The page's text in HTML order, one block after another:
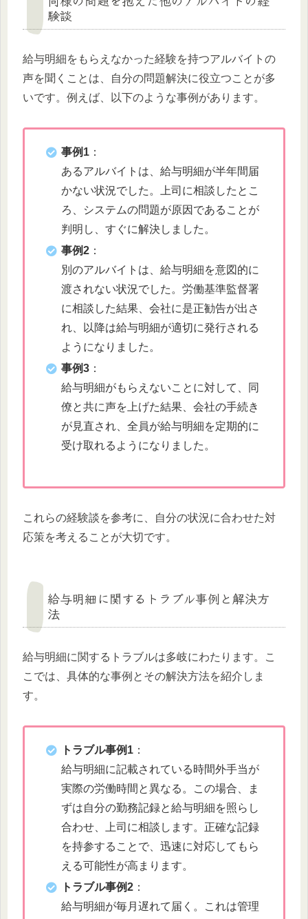
験談
給与明細をもらえなかった経験を持つアルバイトの
声を聞くことは、自分の問題解決に役立つことが多
いです。例えば、以下のような事例があります。
事例1 ：
あるアルバイトは、給与明細が半年間届
かない状況でした。上司に相談したとこ
ろ、システムの問題が原因であることが
判明し、すぐに解決しました。
事例2 ：
別のアルバイトは、給与明細を意図的に
渡されない状況でした。労働基準監督署
に相談した結果、会社に是正勧告が出さ
れ、以降は給与明細が適切に発行される
ようになりました。
事例3 ：
給与明細がもらえないことに対して、同
僚と共に声を上げた結果、会社の手続き
が見直され、全員が給与明細を定期的に
受け取れるようになりました。
これらの経験談を参考に、自分の状況に合わせた対
応策を考えることが大切です。
給与明細に関するトラブル事例と解決方
法
給与明細に関するトラブルは多岐にわたります。こ
こでは、具体的な事例とその解決方法を紹介しま
す。
トラブル事例1 ：
給与明細に記載されている時間外手当が
実際の労働時間と異なる。この場合、ま
ずは自分の勤務記録と給与明細を照らし
合わせ、上司に相談します。正確な記録
を持参することで、迅速に対応してもら
える可能性が高まります。
トラブル事例2 ：
給与明細が毎月遅れて届く。これは管理